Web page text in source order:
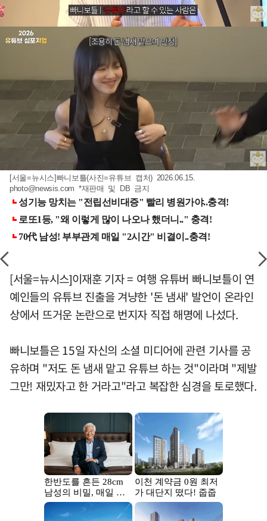
[서울=뉴시스]빠니보틀(사진=유튜브 캡처) 2026.06.15.
photo@newsis.com *재판매 및 DB 금지
[서울=뉴시스]이재훈 기자 = 여행 유튜버 빠니보틀이 연
예인들의 유튜브 진출을 겨냥한 '돈 냄새' 발언이 온라인
상에서 뜨거운 논란으로 번지자 직접 해명에 나섰다.
빠니보틀은 15일 자신의 소셜 미디어에 관련 기사를 공
유하며 "저도 돈 냄새 맡고 유튜브 하는 것"이라며 "제발
그만! 재밌자고 한 거라고"라고 복잡한 심경을 토로했다.